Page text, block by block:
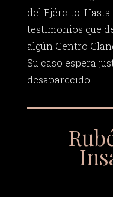
del Ejército.
testimonios que
algún Centro
Su caso espera
desaparecido.